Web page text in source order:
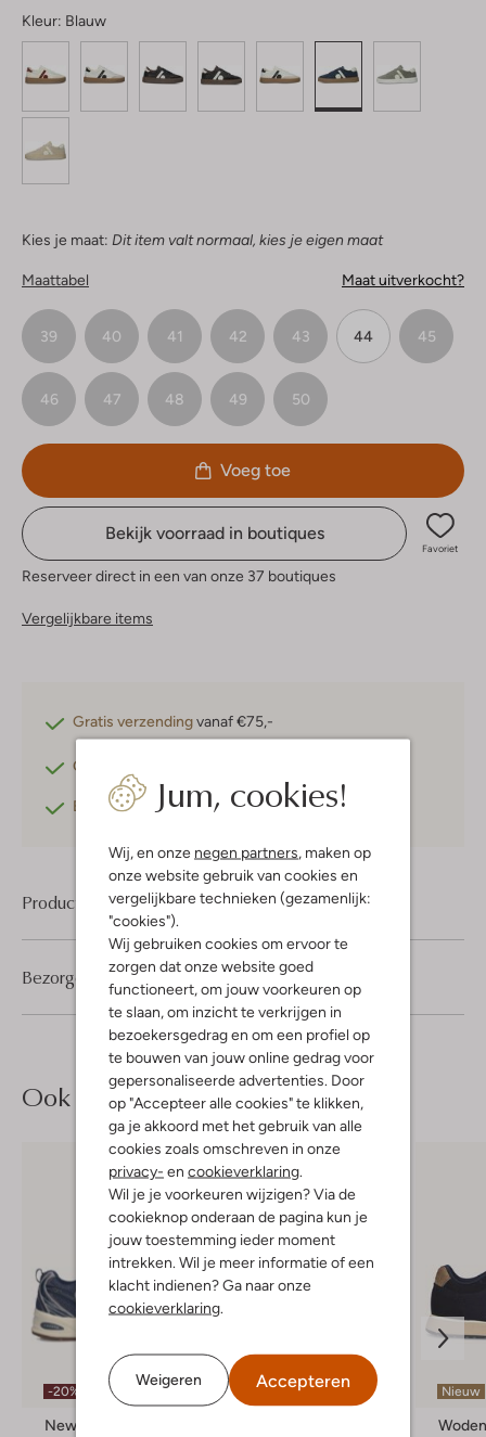
Jum, cookies!
Wij, en onze negen partners , maken op
onze website gebruik van cookies en
vergelijkbare technieken (gezamenlijk:
"cookies").
Wij gebruiken cookies om ervoor te
zorgen dat onze website goed
functioneert, om jouw voorkeuren op
te slaan, om inzicht te verkrijgen in
bezoekersgedrag en om een profiel op
te bouwen van jouw online gedrag voor
gepersonaliseerde advertenties. Door
op "Accepteer alle cookies" te klikken,
ga je akkoord met het gebruik van alle
cookies zoals omschreven in onze
privacy- en cookieverklaring
Wil je je voorkeuren wijzigen? Via de
cookieknop onderaan de pagina kun je
jouw toestemming ieder moment
intrekken. Wil je meer informatie of een
klacht indienen? Ga naar onze
cookieverklaring
Weigeren Accepteren
Kleur: Blauw
Kies je maat: Dit item valt normaal, kies je eigen maat
Maattabel Maat uitverkocht?
39 40 41 42 43 44 45
46 47 48 49 50
Voeg toe
Bekijk voorraad in boutiques
Favoriet
Reserveer direct in een van onze 37 boutiques
Vergelijkbare items
Gratis verzendingvanaf €75,-
Gratis retourneren
Betaal achterafmet Klarna
Product informatie
Bezorgen & retourneren
Ook iets voor jou?
-20%
New Balance
-50% Nieuw